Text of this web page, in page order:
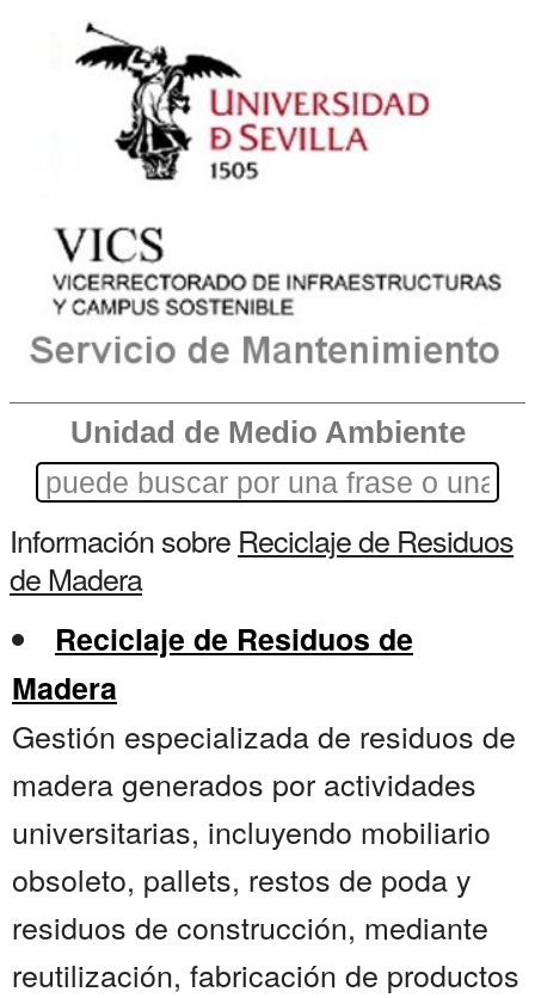
Unidad de Medio Ambiente
Información sobre Reciclaje de Residuos
de Madera
Reciclaje de Residuos de
Madera
Gestión especializada de residuos de
madera generados por actividades
universitarias, incluyendo mobiliario
obsoleto, pallets, restos de poda y
residuos de construcción, mediante
reutilización, fabricación de productos